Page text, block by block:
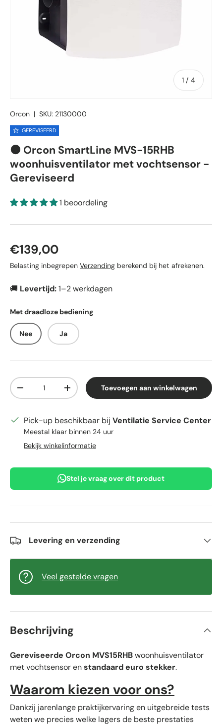
1 / van
4
Orcon | SKU: 21130000
GEREVISEERD
🟠 Orcon SmartLine MVS-15RHB
woonhuisventilator met vochtsensor -
Gereviseerd
1 beoordeling
Reguliere prijs
€139,00
Belasting inbegrepen Verzending berekend bij het afrekenen.
🚚 Levertijd:1–2 werkdagen
Met draadloze bediening
Nee Ja
Aantal
Verlaag de hoeveelheidVerhoog de hoeveelheid
Toevoegen aan winkelwagen
Pick-up beschikbaar bij Ventilatie Service Center
Meestal klaar binnen 24 uur
Bekijk winkelinformatie
Stel je vraag over dit product
Levering en verzending
Veel gestelde vragen
Beschrijving
Gereviseerde Orcon MVS15RHBwoonhuisventilator
met vochtsensor enstandaard euro stekker.
Waarom kiezen voor ons?
Dankzij jarenlange praktijkervaring en uitgebreide tests
weten we precies welke lagers de beste prestaties